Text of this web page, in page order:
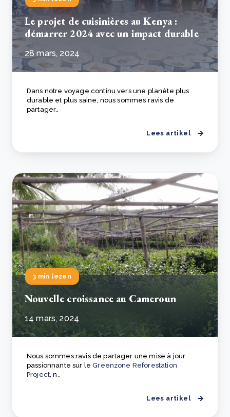
Le projet de cuisinières au Kenya :
démarrer 2024 avec un impact durable
28 mars, 2024
Dans notre voyage continu vers une planète plus
durable et plus saine, nous sommes ravis de
partager..
Lees artikel
3 min lezen
Nouvelle croissance au Cameroun
14 mars, 2024
Nous sommes ravis de partager une mise à jour
passionnante sur leGreenzone Reforestation
Project, n..
Lees artikel